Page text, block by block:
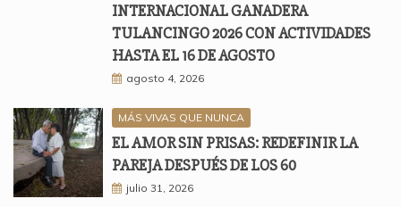
INTERNACIONAL GANADERA
TULANCINGO 2026 CON ACTIVIDADES
HASTA EL 16 DE AGOSTO
agosto 4, 2026
MÁS VIVAS QUE NUNCA
EL AMOR SIN PRISAS: REDEFINIR LA
PAREJA DESPUÉS DE LOS 60
julio 31, 2026